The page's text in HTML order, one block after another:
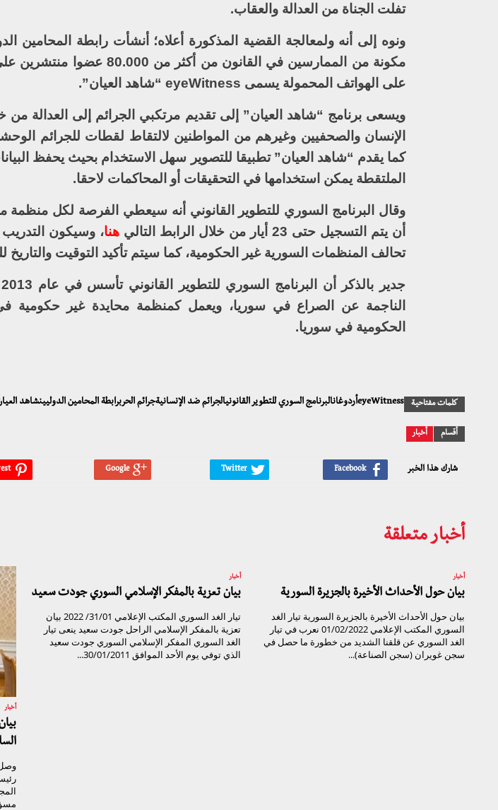
تفلت الجناة من العدالة والعقاب.
ونوه إلى أنه ولمعالجة القضية المذكورة أعلاه؛ أنشأت رابطة المحامين
على الهواتف المحمولة يسمى eyeWitness “شاهد العيان”.
ويسعى برنامج “شاهد العيان” إلى تقديم مرتكبي الجرائم إلى العدالة من
الإنسان والصحفيين وغيرهم من المواطنين لالتقاط لقطات للجرائم
كما يقدم “شاهد العيان” تطبيقا للتصوير سهل الاستخدام بحيث يحفظ
الملتقطة يمكن استخدامها في التحقيقات أو المحاكمات لاحقا.
وقال البرنامج السوري للتطوير القانوني أنه سيعطي الفرصة لكل منظمة
أن يتم التسجيل حتى 23 أيار من خلال الرابط التالي
هنا، وسيكون التدريب
تحالف المنظمات السورية غير الحكومية، كما سيتم تأكيد التوقيت والتاريخ
الناجمة عن الصراع في سوريا، ويعمل كمنظمة محايدة غير حكومية
الحكومية في سوريا.
كلمات مفتاحية eyeWitnessأردوغانالبرنامج السوري للتطوير القانونيالجرائم ضد الإنسانيةجرائم الحربرابطة المحامين الدوليينشاهد العيان
أقسام أخبار
شارك هذا الخبر
أخبار متعلقة
أخبار
بيان حول الأحداث الأخيرة بالجزيرة السورية
بيان حول الأحداث الأخيرة بالجزيرة السورية تيار الغد
السوري المكتب الإعلامي 01/02/2022 نعرب في تيار
الغد السوري عن قلقنا الشديد من خطورة ما حصل في
سجن غويران (سجن الصناعة)...
أخبار
بيان تعزية بالمفكر الإسلامي السوري جودت سعيد
تيار الغد السوري المكتب الإعلامي 31/01/ 2022 بيان
تعزية بالمفكر الإسلامي الراحل جودت سعيد ينعى تيار
الغد السوري المفكر الإسلامي السوري جودت سعيد
الذي توفي يوم الأحد الموافق 30/01/2011...
أخبار
وصل